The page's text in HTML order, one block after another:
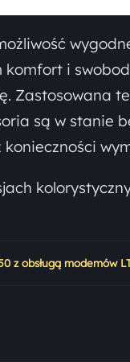
i
Zastosowana
są w stanie
z obsługą modemów